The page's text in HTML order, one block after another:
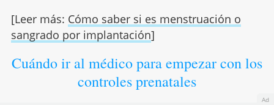
[Leer más: Cómo saber si es menstruación o
sangrado por implantación]
Cuándo ir al médico para empezar con los
controles prenatales
Ad